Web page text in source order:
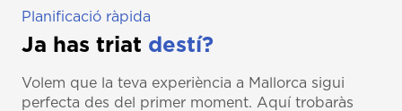
Planificació ràpida
Ja has triat destí?
Volem que la teva experiència a Mallorca sigui
perfecta des del primer moment. Aquí trobaràs